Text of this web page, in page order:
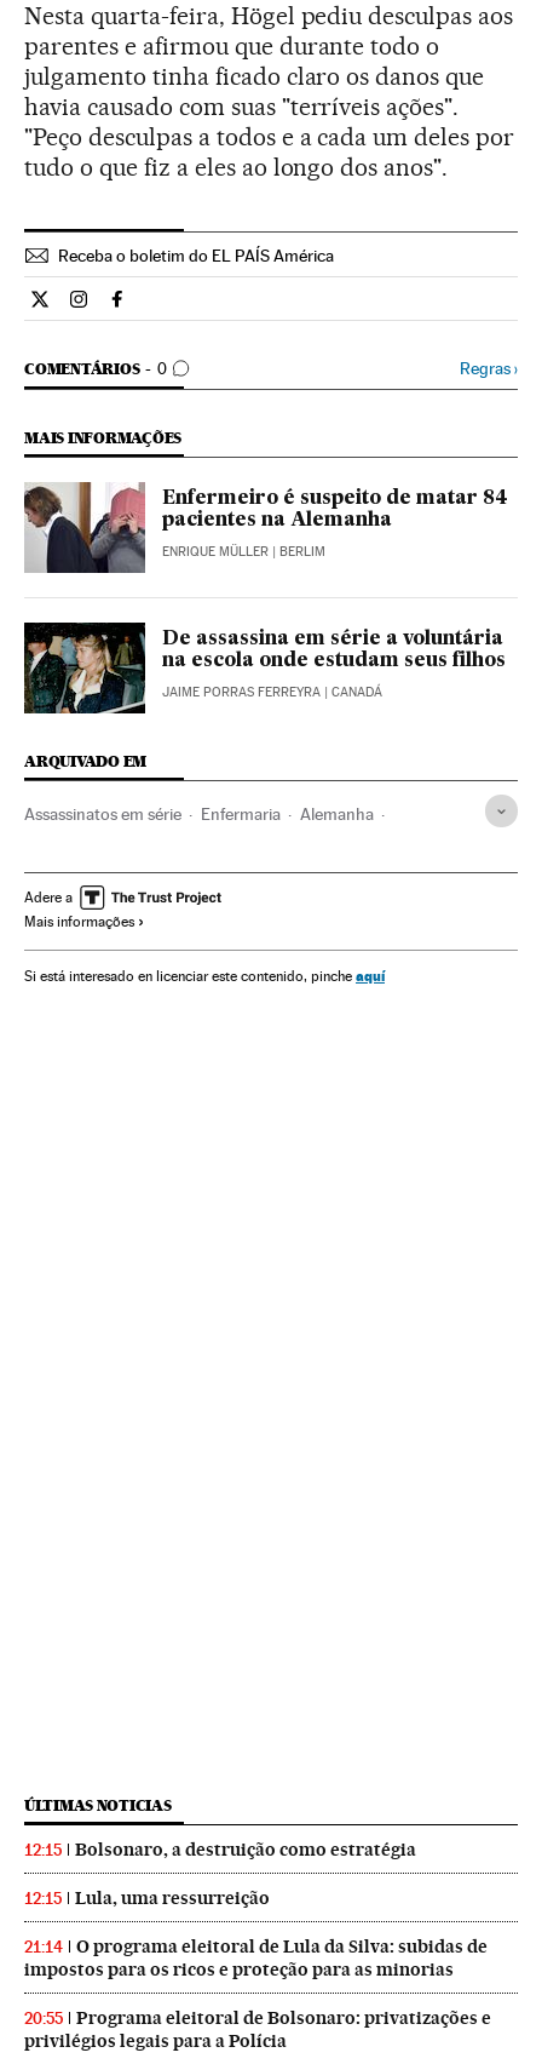
Nesta quarta-feira, Högel pediu desculpas aos
parentes e afirmou que durante todo o
julgamento tinha ficado claro os danos que
havia causado com suas "terríveis ações".
"Peço desculpas a todos e a cada um deles por
tudo o que fiz a eles ao longo dos anos".
Receba o boletim do EL PAÍS América
Internacional El País Brasil en Twitter
Internacional El País Brasil en Instagram
Internacional El País Brasil en Facebook
COMENTÁRIOS 0
COMENTÁRIOS Regras›
MAIS INFORMAÇÕES
Enfermeiro é suspeito de matar 84
pacientes na Alemanha
ENRIQUE MÜLLER | BERLIM
De assassina em série a voluntária
na escola onde estudam seus filhos
JAIME PORRAS FERREYRA | CANADÁ
ARQUIVADO EM
Assassinatos em série Enfermaria Alemanha
Medicina Europa Saúde
Adere a
Mais informações
Si está interesado en licenciar este contenido, pinche aquí
ÚLTIMAS NOTICIAS
12:15 Bolsonaro, a destruição como estratégia
12:15 Lula, uma ressurreição
21:14
O programa eleitoral de Lula da Silva: subidas de
impostos para os ricos e proteção para as minorias
20:55
Programa eleitoral de Bolsonaro: privatizações e
privilégios legais para a Polícia